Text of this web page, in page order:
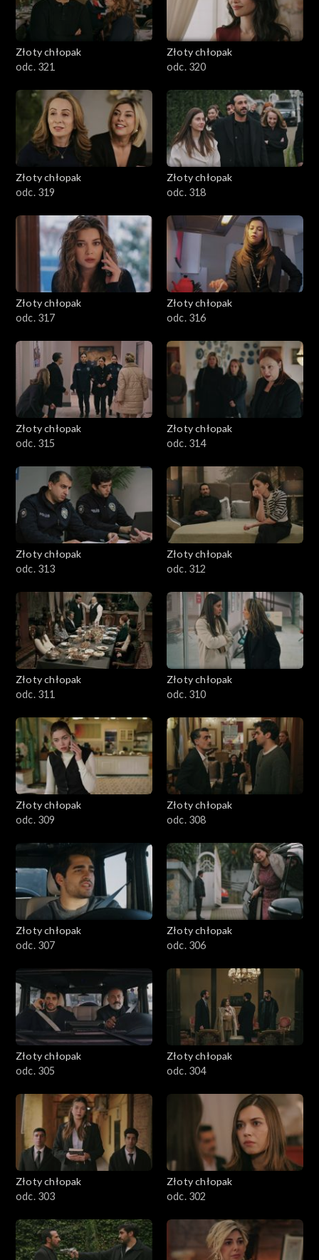
Złoty chłopak
odc. 321
Złoty chłopak
odc. 320
Złoty chłopak
odc. 319
Złoty chłopak
odc. 318
Złoty chłopak
odc. 317
Złoty chłopak
odc. 316
Złoty chłopak
odc. 315
Złoty chłopak
odc. 314
Złoty chłopak
odc. 313
Złoty chłopak
odc. 312
Złoty chłopak
odc. 311
Złoty chłopak
odc. 310
Złoty chłopak
odc. 309
Złoty chłopak
odc. 308
Złoty chłopak
odc. 307
Złoty chłopak
odc. 306
Złoty chłopak
odc. 305
Złoty chłopak
odc. 304
Złoty chłopak
odc. 303
Złoty chłopak
odc. 302